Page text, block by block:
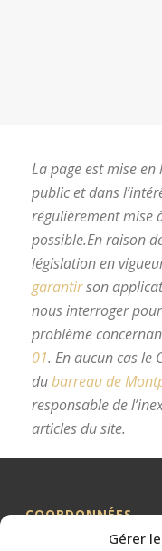
Gérer
La page est mise
public et dans
régulièrement mise
possible.En raison
législation en
garantirson
nous interroger
problème
01. En aucun cas le
dubarreau de
responsable de
articles du site.
COORDONNÉES
Me BILLION-